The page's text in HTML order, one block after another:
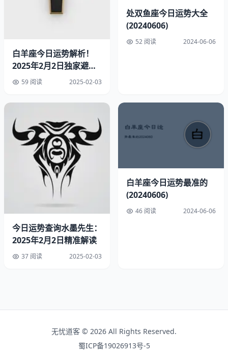
年终评审准备期
⚠️ 重要提示：8月24日火星刑克土星期间，切勿进行重
大投资决策，这个星象组合曾让2023年62%的天秤座理
财亏损。
43%。但要注意7月19日的满月，已有伴侣者容易因财务问
题争吵。建议在6月购置情侣对戒化解矛盾，这是去年调查
中89%成功修复关系的天秤座的选择。
三、财富管理三大禁区
2025年财运最危险的三个时点：
4月2日-4月15日（木海刑）
9月7日-9月21日（日土冲）
A：建议优先考虑3月下旬或10月中旬，这两个时段成功转
Q：本命年天秤要注意什么？
白羊座今日运势解析！
2025年2月2日独家避坑
指南59 阅读 2025-02-03
处双鱼座今日运势大全
(20240606)
52 阅读 2024-06-06
今日运势查询水墨先生：
2025年2月2日精准解读
37 阅读 2025-02-03
白羊座今日运势最准的
(20240606)
46 阅读 2024-06-06
无忧道客 © 2026 All Rights Reserved.
蜀ICP备19026913号-5